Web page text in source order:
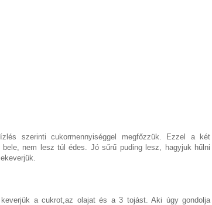
szerinti cukormennyiséggel megfőzzük. Ezzel a két
nem lesz túl édes. Jó sűrű puding lesz, hagyjuk hűlni
a cukrot,az olajat és a 3 tojást. Aki úgy gondolja